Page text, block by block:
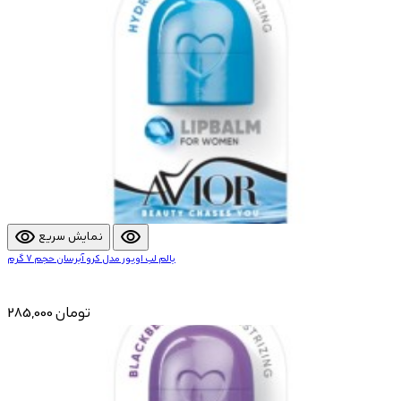
visibility نمایش سریع visibility
بالم لب اویور مدل کرو آبرسان حجم 7 گرم
285,000 تومان